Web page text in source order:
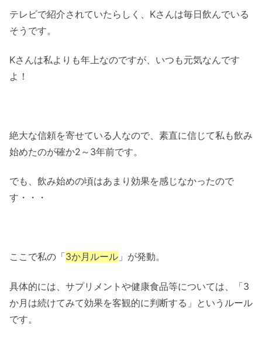
テレビで紹介されていたらしく、Kさんは毎日飲んでいる
そうです。
Kさんは私よりも年上なのですが、いつも元気なんです
よ！
絶大な信頼を寄せている人なので、素直に信じて私も飲み
始めたのが確か2～3年前です。
でも、飲み始めの頃はあまり効果を感じなかったので
す・・・
ここで私の「3か月ルール 」が発動。
具体的には、サプリメントや健康食品等については、「3
か月は続けてみて効果を客観的に判断する」というルール
です。